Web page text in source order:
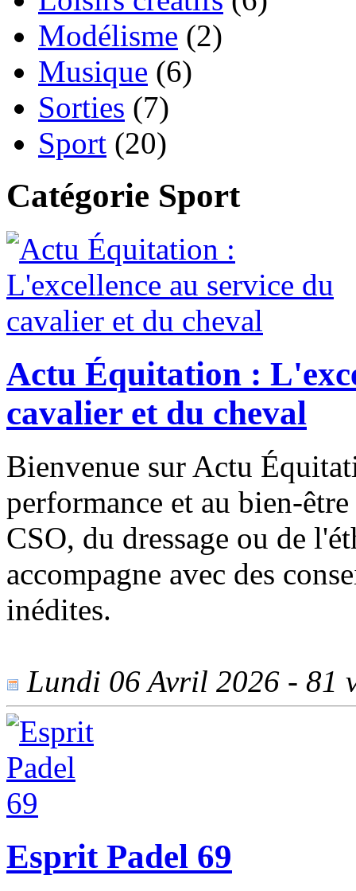
Modélisme (2)
Musique (6)
Sorties (7)
Sport (20)
Catégorie Sport
Actu Équitation :
cavalier et du cheval
Bienvenue sur Actu
performance et au bien-
CSO, du dressage ou de
accompagne avec des
inédites.
Lundi 06 Avril 2026 - 81
Esprit Padel 69